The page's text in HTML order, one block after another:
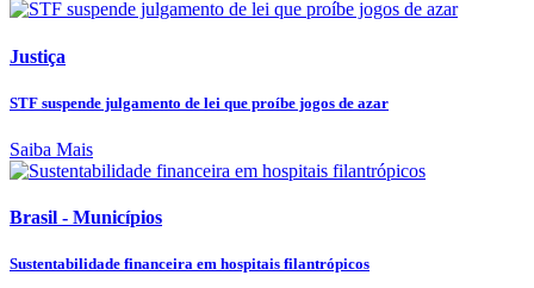
Justiça
STF suspende julgamento de lei que proíbe jogos de azar
Saiba Mais
Brasil - Municípios
Sustentabilidade financeira em hospitais filantrópicos